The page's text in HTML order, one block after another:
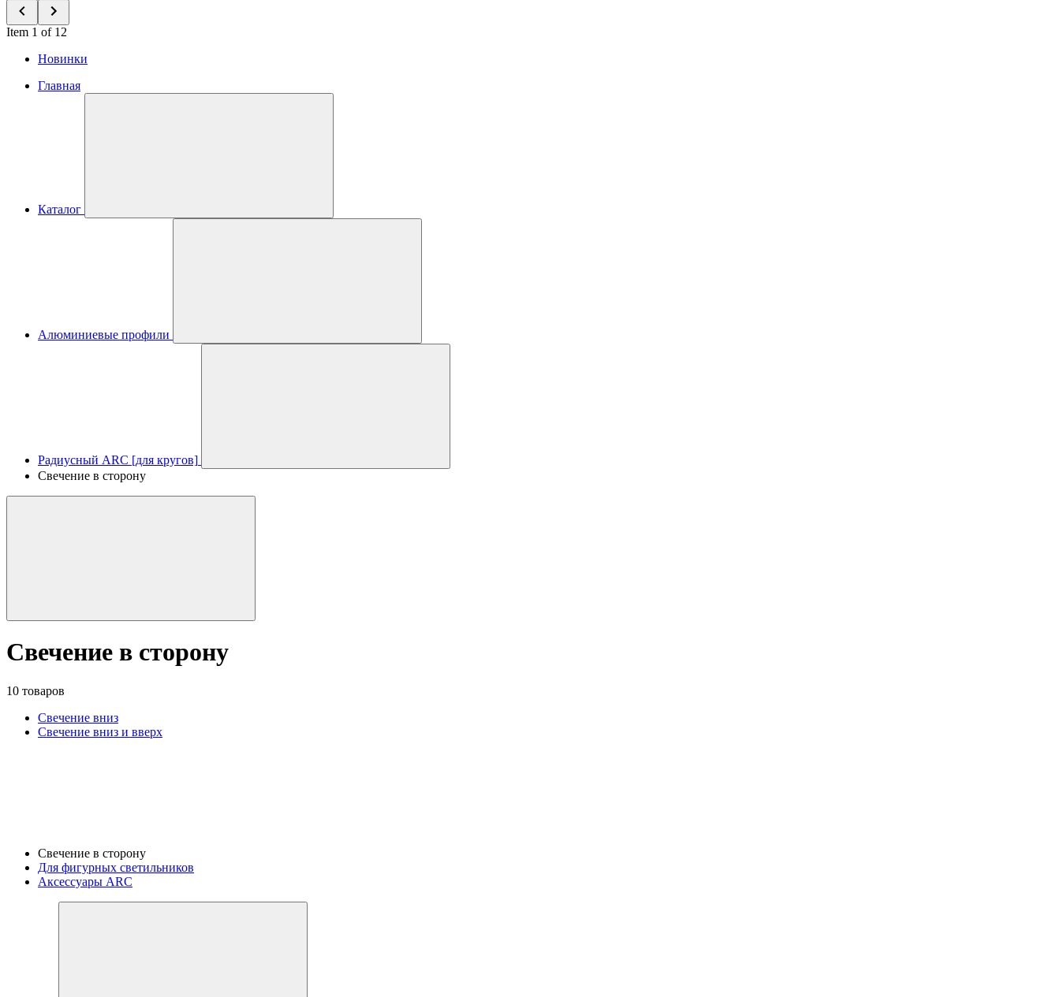
Item 1 of 12
Новинки
Главная
Каталог
Алюминиевые профили
Радиусный ARC [для кругов]
Свечение в сторону
Свечение в сторону
10 товаров
Свечение вниз
Свечение вниз и вверх
Свечение в сторону
Для фигурных светильников
Аксессуары ARC